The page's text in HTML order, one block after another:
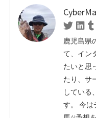
Twitter
鹿児島県
て、イン
たいと思
たり、サ
している
す。 今は